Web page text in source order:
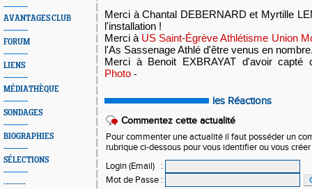
AVANTAGES CLUB
FORUM
LIENS
MÉDIATHÈQUE
SONDAGES
BIOGRAPHIES
SÉLECTIONS
--------
Merci à Chantal DEBERNARD et Myrtille
l'installation !
Merci à US Saint-Égrève Athlétisme Union
l'As Sassenage Athlé d'être venus en
Merci à Benoit EXBRAYAT d'avoir
Photo -
les Réactions
Commentez cette actualité
Pour commenter une actualité il faut posséder un
rubrique ci-dessous pour vous identifier ou vous
Login (Email)
:
Mot de Passe :